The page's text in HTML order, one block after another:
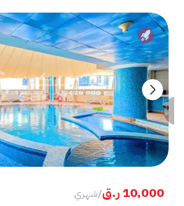
10,000 ر.ق /شهري